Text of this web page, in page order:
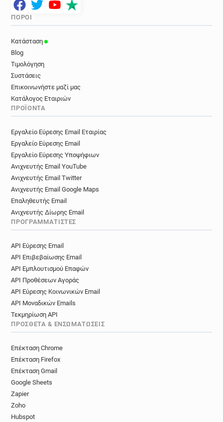
ΠΌΡΟΙ
Κατάσταση
Blog
Τιμολόγηση
Συστάσεις
Επικοινωνήστε μαζί μας
Κατάλογος Εταιριών
ΠΡΟΪΌΝΤΑ
Εργαλείο Εύρεσης Email Εταιρίας
Εργαλείο Εύρεσης Email
Εργαλείο Εύρεσης Υποψήφιων
Ανιχνευτής Email YouTube
Ανιχνευτής Email Twitter
Ανιχνευτής Email Google Maps
Επαληθευτής Email
Ανιχνευτής Δίωρης Email
ΠΡΟΓΡΑΜΜΑΤΙΣΤΈΣ
API Εύρεσης Email
API Επιβεβαίωσης Email
API Εμπλουτισμού Επαφών
API Προθέσεων Αγοράς
API Εύρεσης Κοινωνικών Email
API Μοναδικών Emails
Τεκμηρίωση API
ΠΡΌΣΘΕΤΑ & ΕΝΣΩΜΑΤΏΣΕΙΣ
Επέκταση Chrome
Επέκταση Firefox
Επέκταση Gmail
Google Sheets
Zapier
Zoho
Hubspot